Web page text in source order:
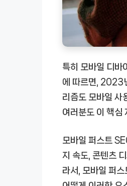
특히 모바일 디바
에 따르면, 2023
리즘도 모바일 사
여러분도 이 핵심
모바일 퍼스트
지 속도, 콘텐츠
라서, 모바일 퍼